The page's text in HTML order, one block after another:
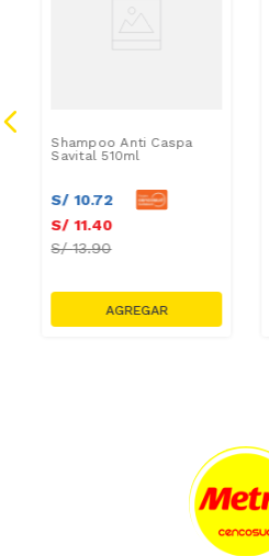
Shampoo Anti Caspa
Savital 510ml
S/ 10.72
S/ 11.40
S/13.90